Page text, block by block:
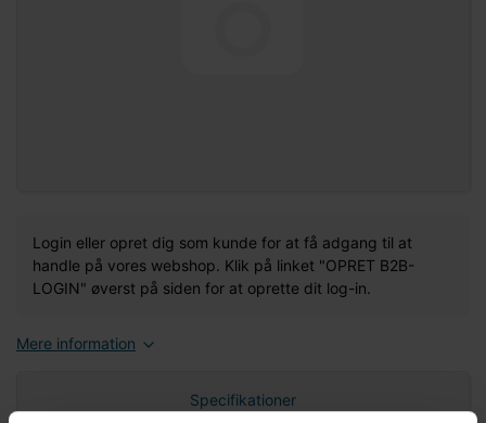
Login eller opret dig som kunde for at få adgang til at
handle på vores webshop. Klik på linket "OPRET B2B-
LOGIN" øverst på siden for at oprette dit log-in.
Mere information
Specifikationer